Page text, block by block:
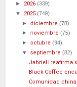
► 2026 (339)
▼ 2025 (749)
► diciembre(78)
► noviembre(75)
► octubre(94)
▼ septiembre(82)
Jabriell reafirma
Black Coffee
Comunidad